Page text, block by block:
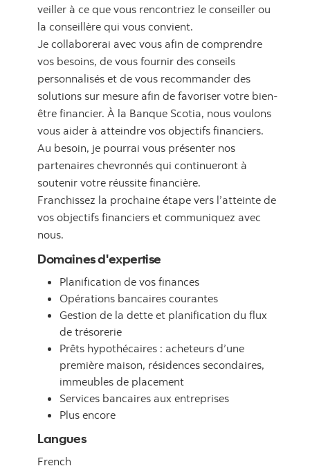
veiller à ce que vous rencontriez le conseiller ou
la conseillère qui vous convient.
Je collaborerai avec vous afin de comprendre
vos besoins, de vous fournir des conseils
personnalisés et de vous recommander des
solutions sur mesure afin de favoriser votre bien-
être financier. À la Banque Scotia, nous voulons
vous aider à atteindre vos objectifs financiers.
Au besoin, je pourrai vous présenter nos
partenaires chevronnés qui continueront à
soutenir votre réussite financière.
Franchissez la prochaine étape vers l’atteinte de
vos objectifs financiers et communiquez avec
nous.
Domaines d'expertise
Planification de vos finances
Opérations bancaires courantes
Gestion de la dette et planification du flux
de trésorerie
Prêts hypothécaires : acheteurs d’une
première maison, résidences secondaires,
immeubles de placement
Services bancaires aux entreprises
Plus encore
Langues
French